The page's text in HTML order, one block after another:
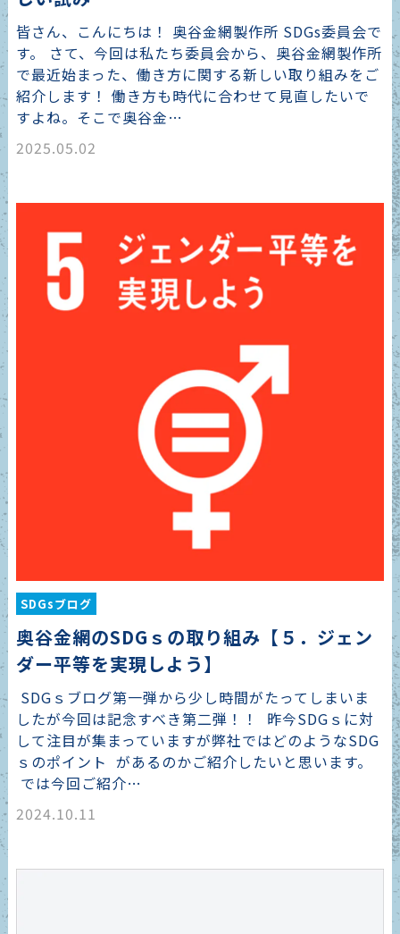
皆さん、こんにちは！ 奥谷金網製作所 SDGs委員会で
す。 さて、今回は私たち委員会から、奥谷金網製作所
で最近始まった、働き方に関する新しい取り組みをご
紹介します！ 働き方も時代に合わせて見直したいで
すよね。そこで奥谷金…
2025.05.02
SDGsブログ
奥谷金網のSDGｓの取り組み【５．ジェン
ダー平等を実現しよう】
SDGｓブログ第一弾から少し時間がたってしまいま
したが今回は記念すべき第二弾！！ 昨今SDGｓに対
して注目が集まっていますが弊社ではどのようなSDG
ｓのポイント があるのかご紹介したいと思います。
では今回ご紹介…
2024.10.11